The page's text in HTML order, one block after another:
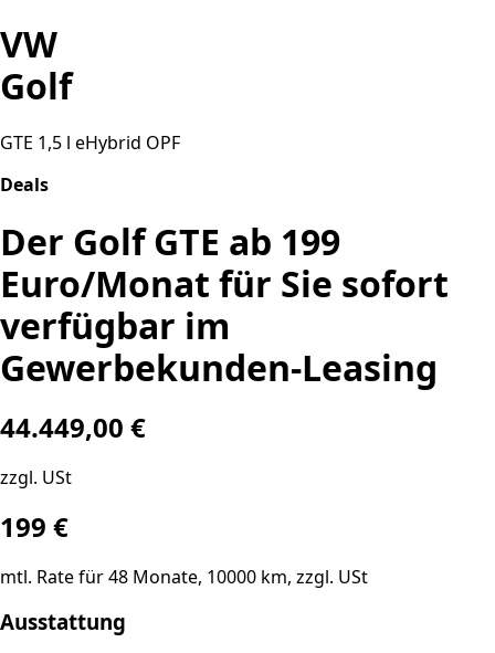
VW
Golf
GTE 1,5 l eHybrid OPF
Deals
Der Golf GTE ab 199
Euro/Monat für Sie sofort
verfügbar im
Gewerbekunden-Leasing
44.449,00 €
zzgl. USt
199 €
mtl. Rate für48 Monate, 10000 km, zzgl. USt
Ausstattung